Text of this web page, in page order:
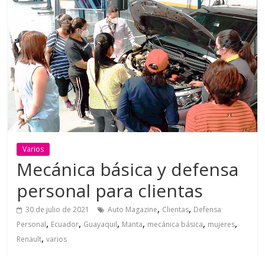
Varios
Mecánica básica y defensa
personal para clientas
30 de julio de 2021 Auto Magazine, Clientas, Defensa
Personal, Ecuador, Guayaquil, Manta, mecánica básica, mujeres,
Renault,varios